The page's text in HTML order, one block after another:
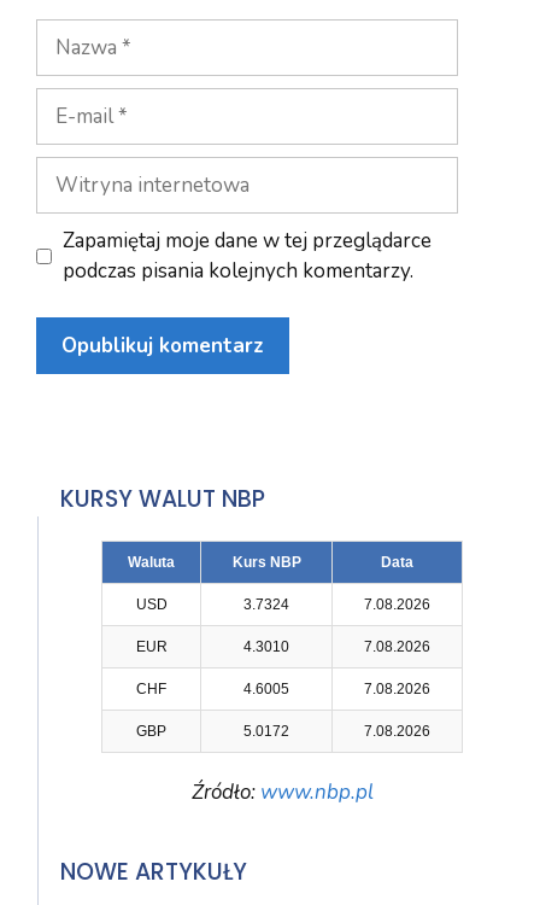
Nazwa
mail
Witryna
internetowa
Zapamiętaj moje dane w tej przeglądarce
podczas pisania kolejnych komentarzy.
KURSY WALUT NBP
Waluta Kurs NBP Data
USD 3.7324 7.08.2026
EUR 4.3010 7.08.2026
CHF 4.6005 7.08.2026
GBP 5.0172 7.08.2026
Źródło: www.nbp.pl
NOWE ARTYKUŁY